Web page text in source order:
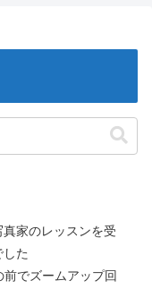
家のレッスンを受
た
でズームアップ回